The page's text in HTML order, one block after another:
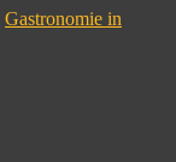
Gastronomie in